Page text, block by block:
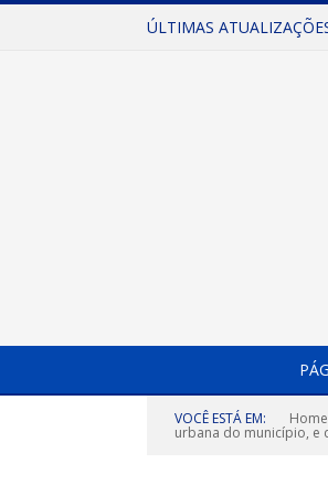
ÚLTIMAS
VOCÊ ESTÁ EM: Home
urbana do município, e